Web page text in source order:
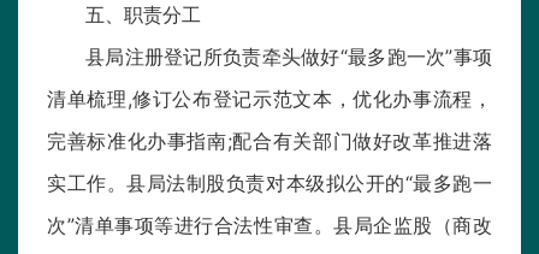
五、职责分工
县局注册登记所负责牵头做好“最多跑一次”事项
清单梳理,修订公布登记示范文本，优化办事流程，
完善标准化办事指南;配合有关部门做好改革推进落
实工作。县局法制股负责对本级拟公开的“最多跑一
次”清单事项等进行合法性审查。县局企监股（商改